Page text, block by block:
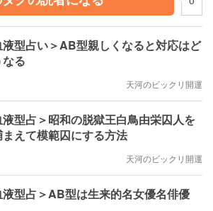
液型占い＞AB型親しくなると対応はど
なる
天河のビックリ開運
型占＞昭和の脱獄王白鳥由栄囚人を
まえて模範囚にする方法
天河のビックリ開運
液型占＞AB型は生来的名女優名俳優